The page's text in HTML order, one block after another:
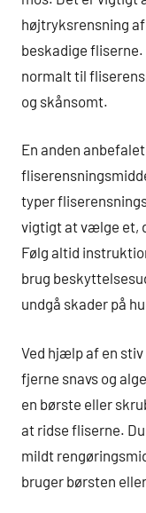
højtryksrensning
beskadige
normalt til
og skånsomt.
En anden
typer
vigtigt at vælge et,
Følg altid
brug
undgå skader på
Ved hjælp af en
fjerne snavs og
en børste eller
at ridse fliserne.
mildt
bruger børsten